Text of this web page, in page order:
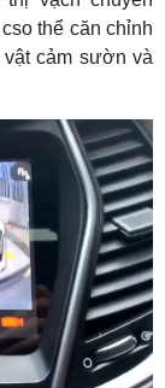
thể căn chỉnh
cảm sườn và